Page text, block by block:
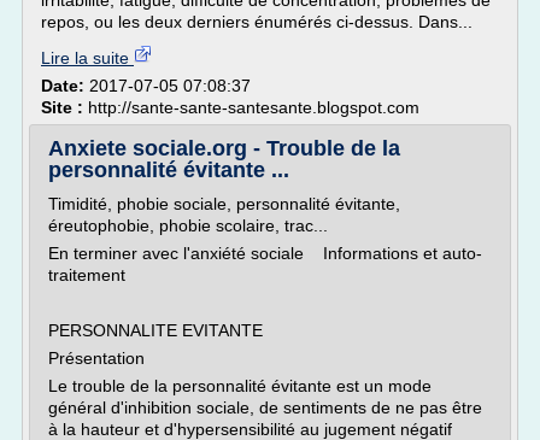
repos, ou les deux derniers énumérés ci-dessus. Dans...
Lire la suite
Date: 2017-07-05 07:08:37
Site : http://sante-sante-santesante.blogspot.com
Anxiete sociale.org - Trouble de la
personnalité évitante ...
Timidité, phobie sociale, personnalité évitante,
éreutophobie, phobie scolaire, trac...
En terminer avec l'anxiété sociale Informations et auto-
traitement
PERSONNALITE EVITANTE
Présentation
Le trouble de la personnalité évitante est un mode
général d'inhibition sociale, de sentiments de ne pas être
à la hauteur et d'hypersensibilité au jugement négatif